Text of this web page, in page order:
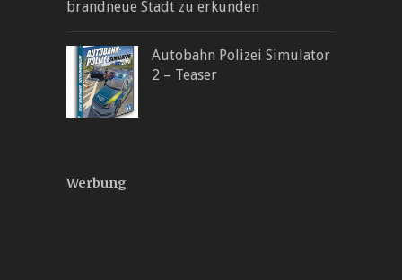
brandneue Stadt zu erkunden
Autobahn Polizei Simulator
2 – Teaser
Werbung